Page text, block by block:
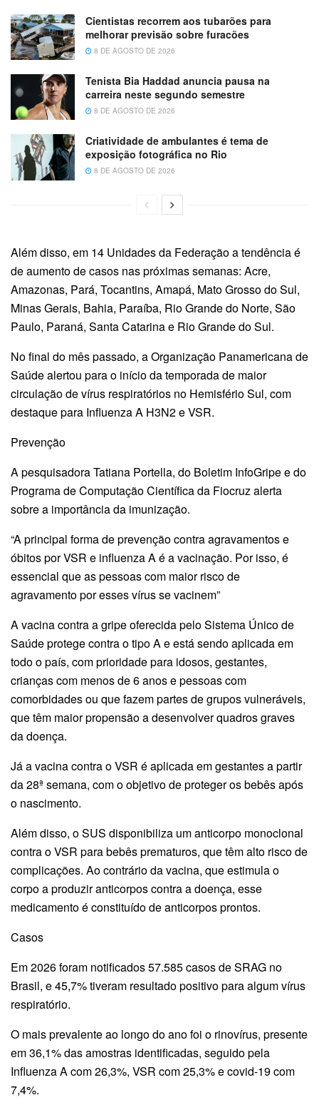
Cientistas recorrem aos tubarões para
melhorar previsão sobre furacões
8 DE AGOSTO DE 2026
Tenista Bia Haddad anuncia pausa na
carreira neste segundo semestre
8 DE AGOSTO DE 2026
Criatividade de ambulantes é tema de
exposição fotográfica no Rio
8 DE AGOSTO DE 2026
Além disso, em 14 Unidades da Federação a tendência é
de aumento de casos nas próximas semanas: Acre,
Amazonas, Pará, Tocantins, Amapá, Mato Grosso do Sul,
Minas Gerais, Bahia, Paraíba, Rio Grande do Norte, São
Paulo, Paraná, Santa Catarina e Rio Grande do Sul.
No final do mês passado, a Organização Panamericana de
Saúde alertou para o início da temporada de maior
circulação de vírus respiratórios no Hemisfério Sul, com
destaque para Influenza A H3N2 e VSR.
Prevenção
A pesquisadora Tatiana Portella, do Boletim InfoGripe e do
Programa de Computação Científica da Fiocruz alerta
sobre a importância da imunização.
“A principal forma de prevenção contra agravamentos e
óbitos por VSR e influenza A é a vacinação. Por isso, é
essencial que as pessoas com maior risco de
agravamento por esses vírus se vacinem”
A vacina contra a gripe oferecida pelo Sistema Único de
Saúde protege contra o tipo A e está sendo aplicada em
todo o país, com prioridade para idosos, gestantes,
crianças com menos de 6 anos e pessoas com
comorbidades ou que fazem partes de grupos vulneráveis,
que têm maior propensão a desenvolver quadros graves
da doença.
Já a vacina contra o VSR é aplicada em gestantes a partir
da 28ª semana, com o objetivo de proteger os bebês após
o nascimento.
Além disso, o SUS disponibiliza um anticorpo monoclonal
contra o VSR para bebês prematuros, que têm alto risco de
complicações. Ao contrário da vacina, que estimula o
corpo a produzir anticorpos contra a doença, esse
medicamento é constituído de anticorpos prontos.
Casos
Em 2026 foram notificados 57.585 casos de SRAG no
Brasil, e 45,7% tiveram resultado positivo para algum vírus
respiratório.
O mais prevalente ao longo do ano foi o rinovírus, presente
em 36,1% das amostras identificadas, seguido pela
Influenza A com 26,3%, VSR com 25,3% e covid-19 com
7,4%.